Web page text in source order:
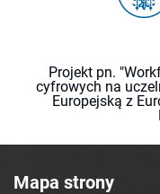
Projekt pn.
cyfrowych na
Europejską z
Mapa strony